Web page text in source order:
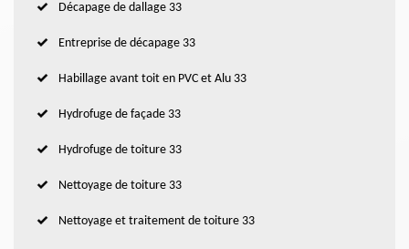
Décapage de dallage 33
Entreprise de décapage 33
Habillage avant toit en PVC et Alu 33
Hydrofuge de façade 33
Hydrofuge de toiture 33
Nettoyage de toiture 33
Nettoyage et traitement de toiture 33